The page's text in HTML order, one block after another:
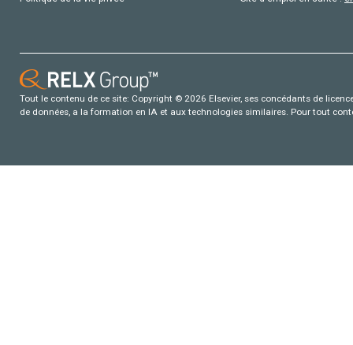
Tout le contenu de ce site: Copyright © 2026 Elsevier, ses concédants de
de données, a la formation en IA et aux technologies similaires. Pour tout